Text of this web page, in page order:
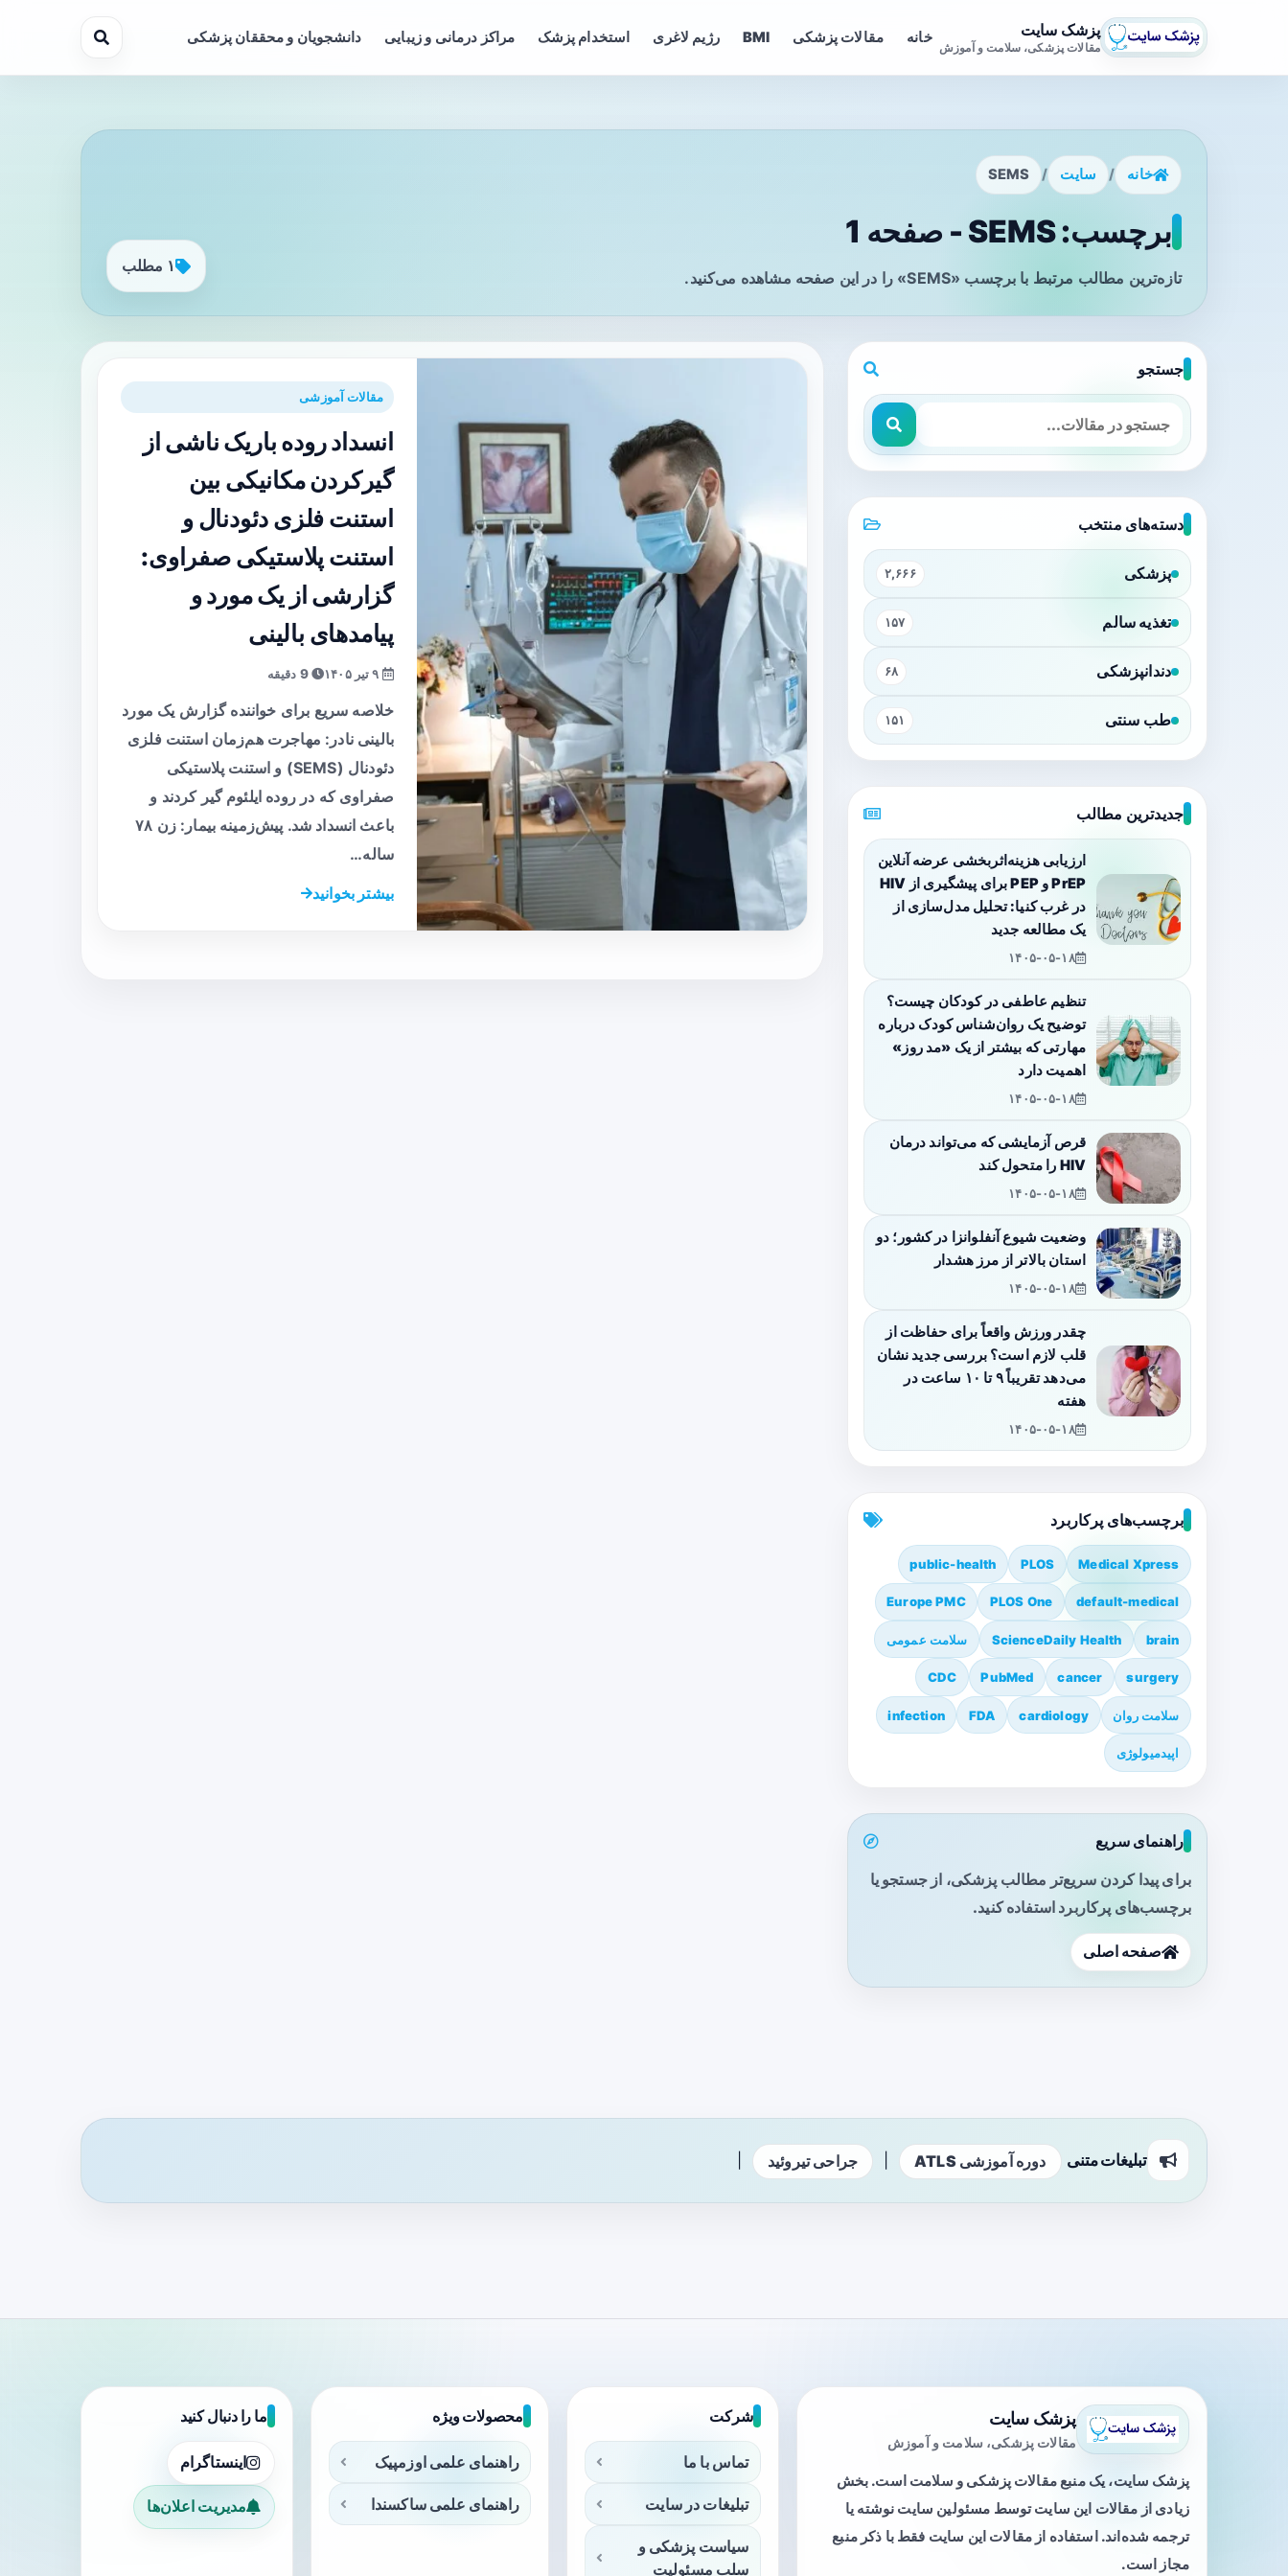
پزشک سایت
مقالات پزشکی، سلامت و آموزش
خانه مقالات پزشکی BMI رژیم لاغری استخدام پزشک مراکز درمانی و زیبایی دانشجویان و محققان پزشکی
خانه / سایت /
SEMS
برچسب: SEMS - صفحه 1
تازه‌ترین مطالب مرتبط با برچسب «SEMS» را در این صفحه مشاهده می‌کنید.
۱ مطلب
مقالات آموزشی
انسداد روده باریک ناشی از
گیرکردن مکانیکی بین
استنت فلزی دئودنال و
استنت پلاستیکی صفراوی:
گزارشی از یک مورد و
پیامدهای بالینی
9 دقیقه
خلاصه سریع برای خواننده گزارش یک مورد
بالینی نادر: مهاجرت هم‌زمان استنت فلزی
دئودنال (SEMS) و استنت پلاستیکی
صفراوی که در روده ایلئوم گیر کردند و
باعث انسداد شد. پیش‌زمینه بیمار: زن ۷۸
ساله…
بیشتر بخوانید
جستجو
دسته‌های منتخب
پزشکی ۲,۶۶۶
تغذیه سالم ۱۵۷
دندانپزشکی ۶۸
طب سنتی ۱۵۱
جدیدترین مطالب
ارزیابی هزینه‌اثربخشی عرضه آنلاین
PrEP و PEP برای پیشگیری از HIV
در غرب کنیا: تحلیل مدل‌سازی از
یک مطالعه جدید
۱۴۰۵-۰۵-۱۸
تنظیم عاطفی در کودکان چیست؟
توضیح یک روان‌شناس کودک درباره
مهارتی که بیشتر از یک «مد روز»
اهمیت دارد
۱۴۰۵-۰۵-۱۸
قرص آزمایشی که می‌تواند درمان
HIV را متحول کند
۱۴۰۵-۰۵-۱۸
وضعیت شیوع آنفلوانزا در کشور؛ دو
استان بالاتر از مرز هشدار
۱۴۰۵-۰۵-۱۸
چقدر ورزش واقعاً برای حفاظت از
قلب لازم است؟ بررسی جدید نشان
می‌دهد تقریباً ۹ تا ۱۰ ساعت در
هفته
۱۴۰۵-۰۵-۱۸
برچسب‌های پرکاربرد
Medical Xpress
PLOS
public-health
default-medical
PLOS One
Europe PMC
brain
ScienceDaily Health سلامت عمومی
surgery
cancer
PubMed
CDC
سلامت روان cardiology
FDA
infection
اپیدمیولوژی
راهنمای سریع
برای پیدا کردن سریع‌تر مطالب پزشکی، از جستجو یا
برچسب‌های پرکاربرد استفاده کنید.
صفحه اصلی
تبلیغات متنی دوره آموزشی ATLS جراحی تیروئید
پزشک سایت
مقالات پزشکی، سلامت و آموزش
پزشک سایت، یک منبع مقالات پزشکی و سلامت است. بخش
زیادی از مقالات این سایت توسط مسئولین سایت نوشته یا
ترجمه شده‌اند. استفاده از مقالات این سایت فقط با ذکر منبع
مجاز است.
شرکت
تماس با ما
تبلیغات در سایت
سیاست پزشکی و
سلب مسئولیت
محصولات ویژه
راهنمای علمی اوزمپیک
راهنمای علمی ساکسندا
ما را دنبال کنید
اینستاگرام
مدیریت اعلان‌ها